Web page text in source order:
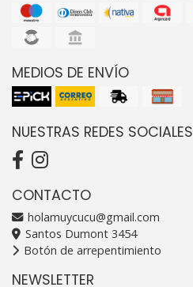
MEDIOS DE ENVÍO
NUESTRAS REDES SOCIALES
CONTACTO
holamuycucu@gmail.com
Santos Dumont 3454
Botón de arrepentimiento
NEWSLETTER